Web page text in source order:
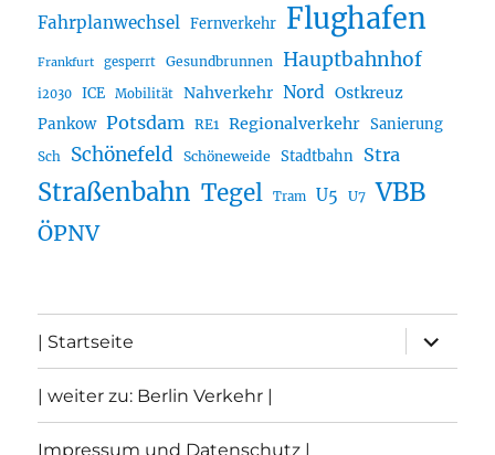
Fahrplanwechsel Fernverkehr Flughafen
Frankfurt gesperrt Gesundbrunnen Hauptbahnhof
i2030 ICE Mobilität Nahverkehr Nord Ostkreuz
Pankow Potsdam RE1 Regionalverkehr Sanierung
Sch Schönefeld Schöneweide Stadtbahn Stra
Straßenbahn Tegel Tram U5 U7 VBB
ÖPNV
| Startseite
öffnen
| weiter zu: Berlin Verkehr |
Impressum und Datenschutz |